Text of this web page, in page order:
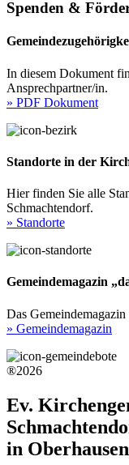
Spenden &
In diesem Dokument
Ansprechpartner/in.
» PDF Dokument
Standorte in der
Hier finden Sie alle
Schmachtendorf.
» Standorte
Gemeindemagazin
Das
» Gemeindemagazin
®2026
Ev.
in Oberhausen